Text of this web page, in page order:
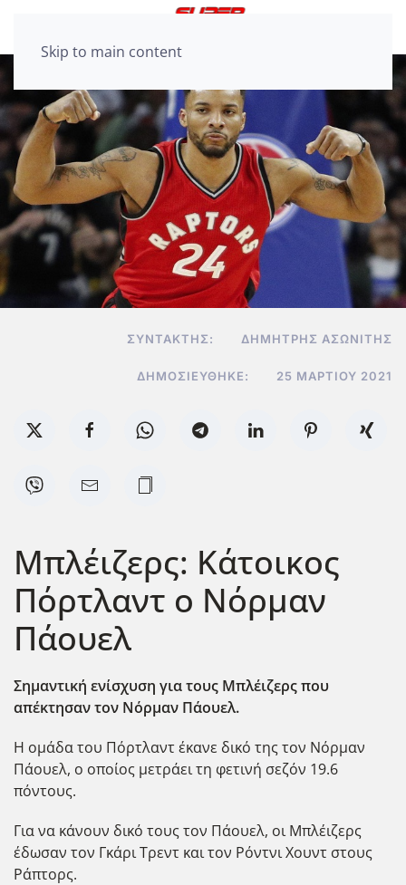
Skip to main content
ΣΥΝΤΆΚΤΗΣ: ΔΗΜΉΤΡΗΣ ΑΣΩΝΊΤΗΣ
ΔΗΜΟΣΙΕΎΘΗΚΕ: 25 ΜΑΡΤΊΟΥ 2021
Μπλέιζερς: Κάτοικος
Πόρτλαντ ο Νόρμαν
Πάουελ
Σημαντική ενίσχυση για τους Μπλέιζερς που
απέκτησαν τον Νόρμαν Πάουελ.
Η ομάδα του Πόρτλαντ έκανε δικό της τον Νόρμαν
Πάουελ, ο οποίος μετράει τη φετινή σεζόν 19.6
πόντους.
Για να κάνουν δικό τους τον Πάουελ, οι Μπλέιζερς
έδωσαν τον Γκάρι Τρεντ και τον Ρόντνι Χουντ στους
Ράπτορς.